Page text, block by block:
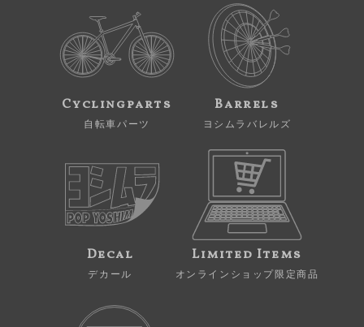
Cyclingparts
自転車パーツ
Barrels
ヨシムラバレルズ
Decal
デカール
Limited Items
オンラインショップ限定商品